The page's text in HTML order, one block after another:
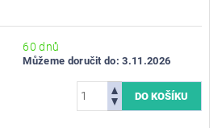
60 dnů
Můžeme doručit do: 3.11.2026